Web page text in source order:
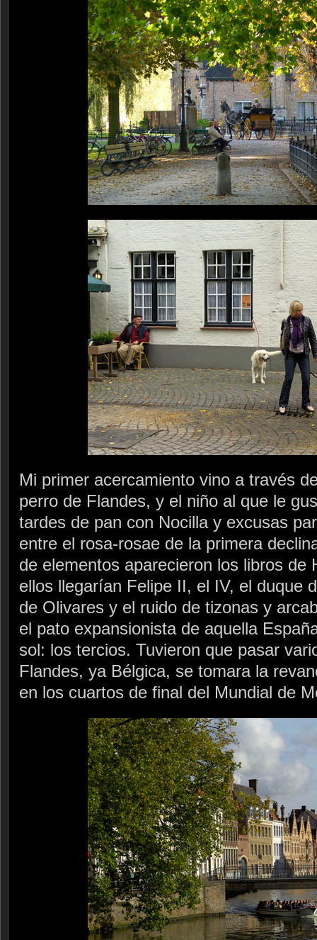
Mi primer acercamiento vino a través
perro de Flandes, y el niño al que le
tardes de pan con Nocilla y excusas
entre el rosa-rosae de la primera
de elementos aparecieron los libros de
ellos llegarían Felipe II, el IV, el duque
de Olivares y el ruido de tizonas y
el pato expansionista de aquella
sol: los tercios. Tuvieron que pasar
Flandes, ya Bélgica, se tomara la
en los cuartos de final del Mundial de